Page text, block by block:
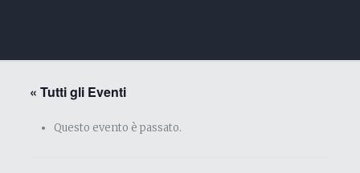
« Tutti gli Eventi
Questo evento è passato.